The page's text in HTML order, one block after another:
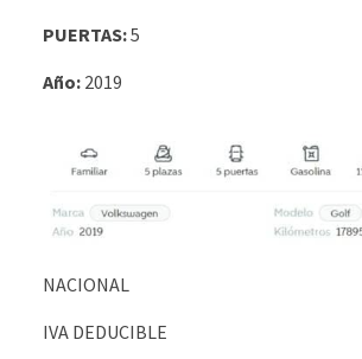
PUERTAS:5
Año: 2019
NACIONAL
IVA DEDUCIBLE